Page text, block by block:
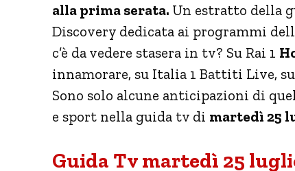
alla prima serata. Un estratto della
Discovery dedicata ai programmi
c’è da vedere stasera in tv? Su Rai 1
innamorare, su Italia 1 Battiti Live,
Sono solo alcune anticipazioni di
e sport nella guida tv di martedì 25
Guida Tv martedì 25